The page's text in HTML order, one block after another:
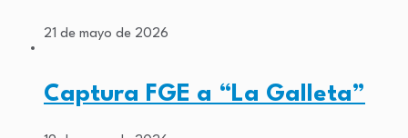
21 de mayo de 2026
Captura FGE a “La Galleta”